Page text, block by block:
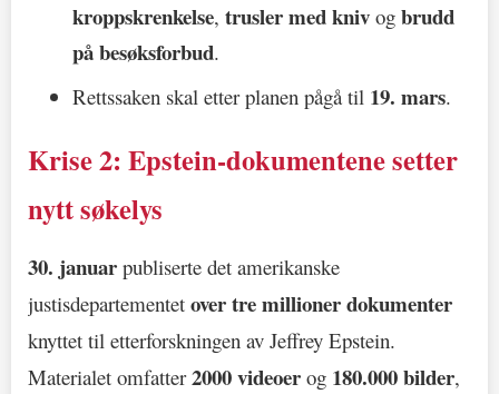
kroppskrenkelse, trusler med kniv og brudd
på besøksforbud.
Rettssaken skal etter planen pågå til 19. mars.
Krise 2: Epstein-dokumentene setter
nytt søkelys
30. januar publiserte det amerikanske
justisdepartementet over tre millioner dokumenter
knyttet til etterforskningen av Jeffrey Epstein.
Materialet omfatter2000 videoer og 180.000 bilder,